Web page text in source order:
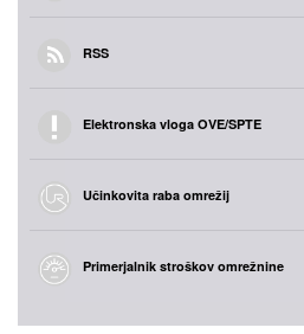
RSS
Elektronska vloga OVE/SPTE
Učinkovita raba omrežij
Primerjalnik stroškov omrežnine